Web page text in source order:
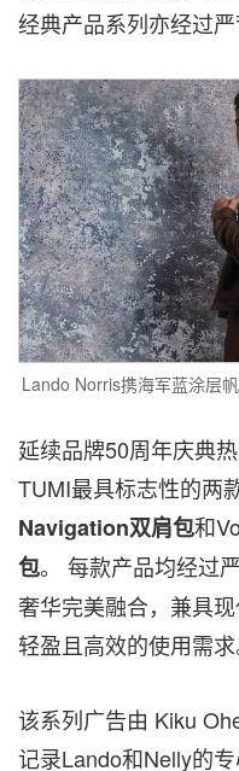
经典产品系列亦经过
Lando Norris携海军蓝涂层
延续品牌50周年庆典
TUMI最具标志性的两
Navigation双肩包和
包。 每款产品均经过
奢华完美融合，兼具
轻盈且高效的使用需求
该系列广告由 Kiku
记录Lando和Nelly的